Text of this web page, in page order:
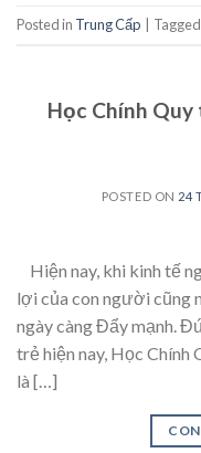
Posted in Trung Cấp
Học Chính
POSTED ON 24
Hiện nay, khi kinh tế
lợi của con người cũng
ngày càng Đẩy mạnh.
trẻ hiện nay, Học
là […]